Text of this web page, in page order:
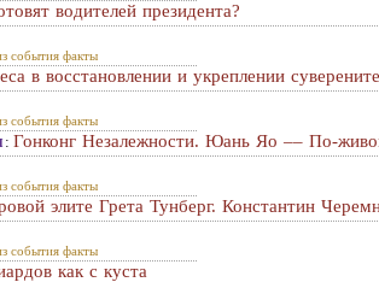
водителей президента?
события факты
в восстановлении и укреплении
события факты
: Гонконг Незалежности. Юань Яо –– По-
события факты
элите Грета Тунберг. Константин
события факты
как с куста